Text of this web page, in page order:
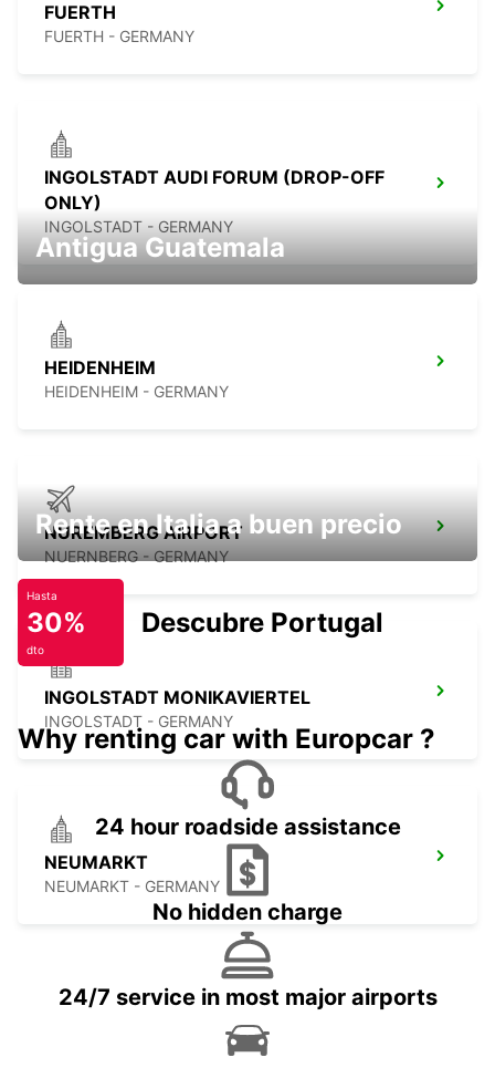
FUERTH
FUERTH - GERMANY
INGOLSTADT AUDI FORUM (DROP-OFF
ONLY)
INGOLSTADT - GERMANY
HEIDENHEIM
HEIDENHEIM - GERMANY
NUREMBERG AIRPORT
NUERNBERG - GERMANY
INGOLSTADT MONIKAVIERTEL
INGOLSTADT - GERMANY
NEUMARKT
NEUMARKT - GERMANY
Antigua Guatemala
Rente en Italia a buen precio
Hasta
30%
dto
Descubre Portugal
Why renting car with Europcar ?
24 hour roadside assistance
No hidden charge
24/7 service in most major airports